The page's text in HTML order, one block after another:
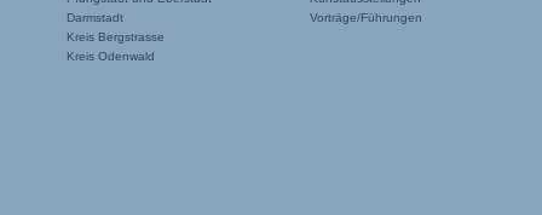
Darmstadt
Kreis Bergstrasse
Kreis Odenwald
Vorträge/Führungen